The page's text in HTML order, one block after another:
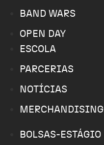
BAND WARS
OPEN DAY
ESCOLA
PARCERIAS
NOTÍCIAS
MERCHANDISING
BOLSAS-ESTÁGIO